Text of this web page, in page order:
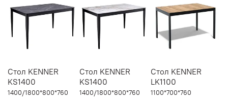
Cтол KENNER
KS1400
1400/1800*800*760
Cтол KENNER
KS1400
1400/1800*800*760
Стол KENNER
LK1100
1100*700*760